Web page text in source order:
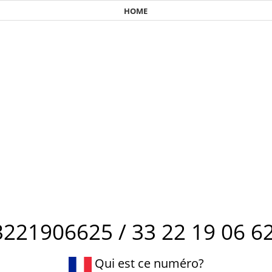
HOME
/ 33 22 19 06
Qui est ce numéro?